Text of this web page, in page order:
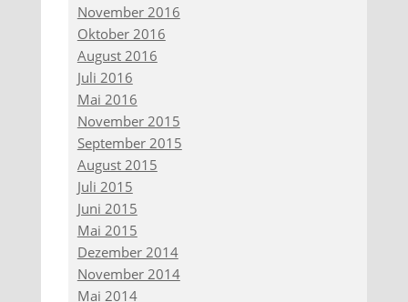
November 2016
Oktober 2016
August 2016
Juli 2016
Mai 2016
November 2015
September 2015
August 2015
Juli 2015
Juni 2015
Mai 2015
Dezember 2014
November 2014
Mai 2014